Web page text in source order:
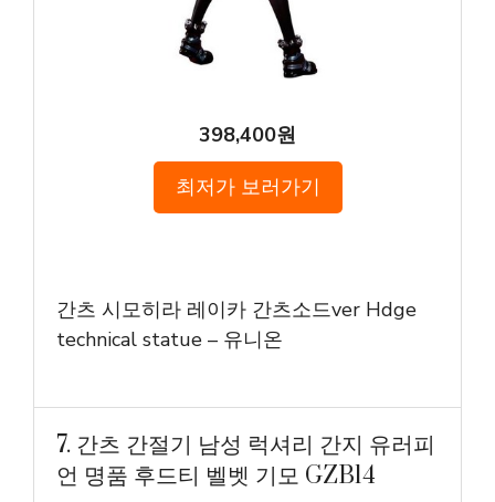
398,400원
최저가 보러가기
간츠 시모히라 레이카 간츠소드ver Hdge
technical statue – 유니온
7. 간츠 간절기 남성 럭셔리 간지 유러피
언 명품 후드티 벨벳 기모 GZB14